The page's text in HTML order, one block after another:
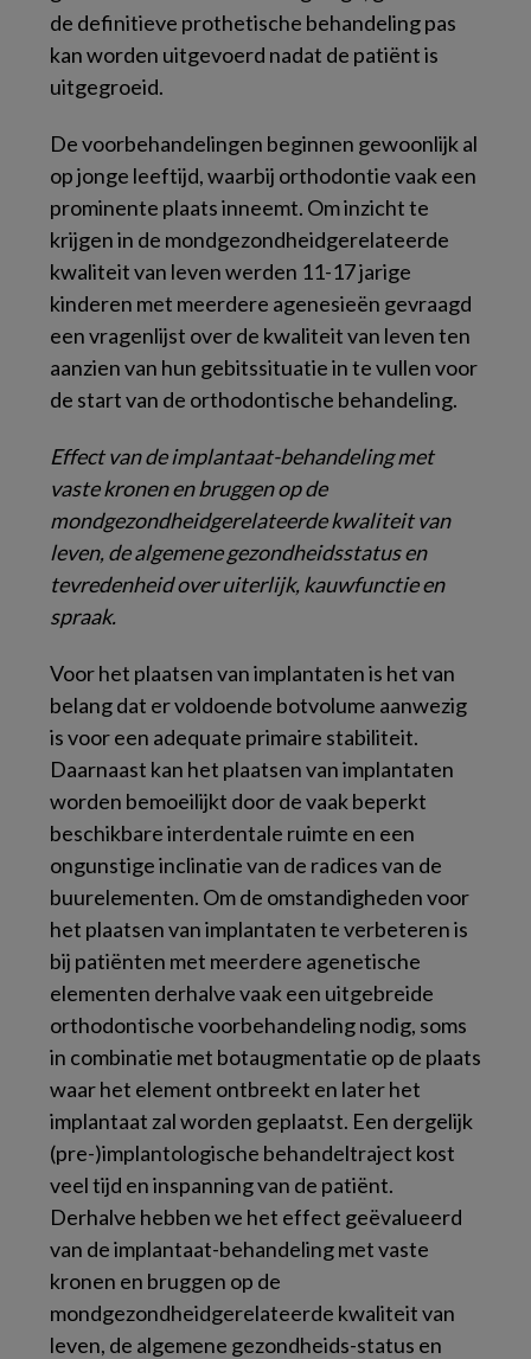
de definitieve prothetische behandeling pas
kan worden uitgevoerd nadat de patiënt is
uitgegroeid.
De voorbehandelingen beginnen gewoonlijk al
op jonge leeftijd, waarbij orthodontie vaak een
prominente plaats inneemt. Om inzicht te
krijgen in de mondgezondheidgerelateerde
kwaliteit van leven werden 11-17 jarige
kinderen met meerdere agenesieën gevraagd
een vragenlijst over de kwaliteit van leven ten
aanzien van hun gebitssituatie in te vullen voor
de start van de orthodontische behandeling.
Effect van de implantaat-behandeling met
vaste kronen en bruggen op de
mondgezondheidgerelateerde kwaliteit van
leven, de algemene gezondheidsstatus en
tevredenheid over uiterlijk, kauwfunctie en
spraak.
Voor het plaatsen van implantaten is het van
belang dat er voldoende botvolume aanwezig
is voor een adequate primaire stabiliteit.
Daarnaast kan het plaatsen van implantaten
worden bemoeilijkt door de vaak beperkt
beschikbare interdentale ruimte en een
ongunstige inclinatie van de radices van de
buurelementen. Om de omstandigheden voor
het plaatsen van implantaten te verbeteren is
bij patiënten met meerdere agenetische
elementen derhalve vaak een uitgebreide
orthodontische voorbehandeling nodig, soms
in combinatie met botaugmentatie op de plaats
waar het element ontbreekt en later het
implantaat zal worden geplaatst. Een dergelijk
(pre-)implantologische behandeltraject kost
veel tijd en inspanning van de patiënt.
Derhalve hebben we het effect geëvalueerd
van de implantaat-behandeling met vaste
kronen en bruggen op de
mondgezondheidgerelateerde kwaliteit van
leven, de algemene gezondheids-status en